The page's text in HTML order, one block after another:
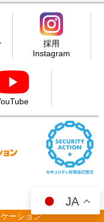
採用
Instagram
ーション
JA